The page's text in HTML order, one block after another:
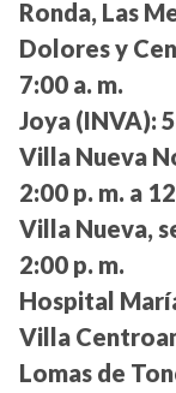
Ronda, Las
Dolores y
7:00 a. m.
Joya (INVA):
Villa Nueva
2:00 p. m. a
Villa Nueva,
2:00 p. m.
Hospital
Villa
Lomas de